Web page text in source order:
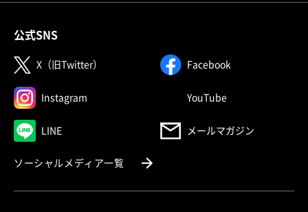
公式SNS
X（旧Twitter） （別ウィンドウで開く）Facebook（別ウィンドウ
Instagram （別ウィンドウで開く）YouTube（別ウィンドウで
LINE（別ウィンドウで開く） メールマガジン
ソーシャルメディア一覧（別ウィンドウで開く）